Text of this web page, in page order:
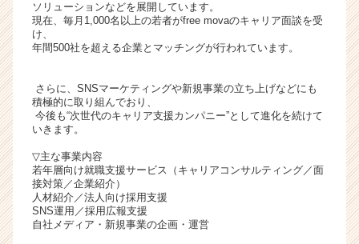
ト
ア
ャ
リ
ア
e
r
C
ソリューションなどを展開しています。
現在、毎月1,000名以上の若者がfree movaのキャリア面談を受
け、
年間500社を超える企業とマッチングが行われています。
さらに、SNSマーケティングや新規事業の立ち上げなどにも
積極的に取り組んでおり、
今後も“次世代のキャリア支援カンパニー”として進化を続けて
いきます。
▽主な事業内容
若年層向け就職支援サービス（キャリアコンサルティング／面
接対策／企業紹介）
人材紹介／法人向け採用支援
SNS運用／採用広報支援
自社メディア・新規事業の企画・運営